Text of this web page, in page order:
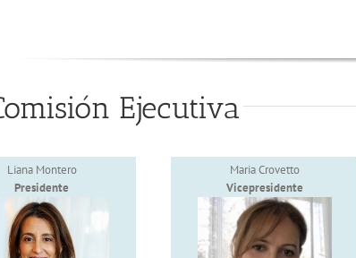
Ejecutiva
Liana Montero
Presidente
Maria Crovetto
Vicepresidente